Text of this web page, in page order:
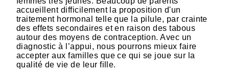
accueillent difficilement la proposition d'un
traitement hormonal telle que la pilule, par crainte
des effets secondaires et en raison des tabous
autour des moyens de contraception. Avec un
diagnostic à l’appui, nous pourrons mieux faire
accepter aux familles que ce qui se joue sur la
qualité de vie de leur fille.